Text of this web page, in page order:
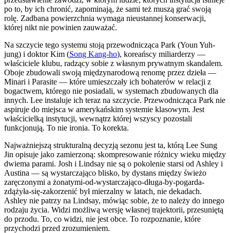
po to, by ich chronić, zapominają, że sami też muszą grać swoją
rolę. Zadbana powierzchnia wymaga nieustannej konserwacji,
której nikt nie powinien zauważać.
Na szczycie tego systemu stoją przewodnicząca Park (Youn Yuh-
jung) i doktor Kim (Song Kang-ho), koreańscy miliarderzy —
właściciele klubu, radzący sobie z własnym prywatnym skandalem.
Oboje zbudowali swoją międzynarodową renomę przez dzieła —
Minari i Parasite — które umieszczały ich bohaterów w relacji z
bogactwem, którego nie posiadali, w systemach zbudowanych dla
innych. Lee instaluje ich teraz na szczycie. Przewodnicząca Park nie
aspiruje do miejsca w amerykańskim systemie klasowym. Jest
właścicielką instytucji, wewnątrz której wszyscy pozostali
funkcjonują. To nie ironia. To korekta.
Najważniejszą strukturalną decyzją sezonu jest ta, którą Lee Sung
Jin opisuje jako zamierzoną: skompresowanie różnicy wieku między
dwiema parami. Josh i Lindsay nie są o pokolenie starsi od Ashley i
Austina — są wystarczająco blisko, by dystans między świeżo
zaręczonymi a żonatymi-od-wystarczająco-długa-by-pogarda-
zdążyła-się-zakorzenić był mierzalny w latach, nie dekadach.
Ashley nie patrzy na Lindsay, mówiąc sobie, że to należy do innego
rodzaju życia. Widzi możliwą wersję własnej trajektorii, przesuniętą
do przodu. To, co widzi, nie jest obce. To rozpoznanie, które
przychodzi przed zrozumieniem.